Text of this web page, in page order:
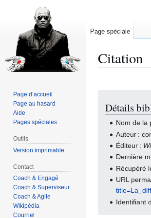
Citation
navigation
recherche
Détails
Nom de la
Auteur :
Éditeur :
Dernière
Récupéré
URL
Identifiant
Page spéciale
Page d’accueil
Page au hasard
Aide
Pages spéciales
Outils
Version imprimable
Contact
Coach & Engagé
Coach & Superviseur
Coach & Agile
Wikipédia
Courriel